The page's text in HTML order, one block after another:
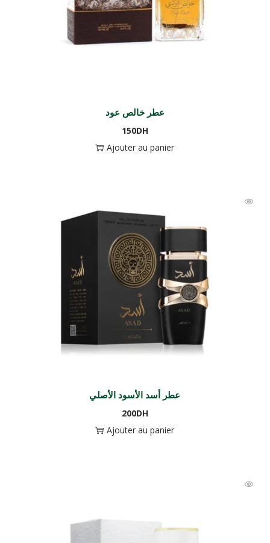
عطر خالص عود
150DH
Ajouter au panier
عطر أسد الأسود الأصلي
200DH
Ajouter au panier